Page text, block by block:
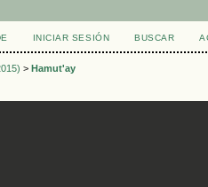
INICIAR SESIÓN BUSCAR
> Hamut'ay